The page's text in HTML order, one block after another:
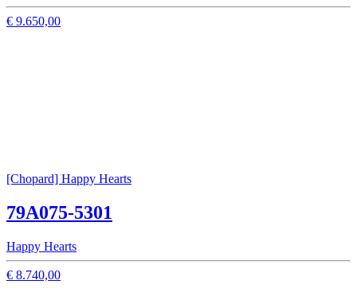
€ 9.650,00
[Chopard] Happy Hearts
79A075-5301
Happy Hearts
€ 8.740,00